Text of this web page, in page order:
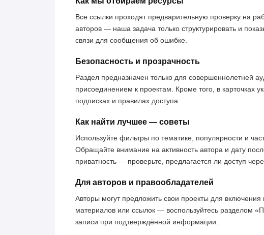
Все ссылки проходят предварительную проверку на
авторов — наша задача только структурировать и
связи для сообщения об ошибке.
Безопасность и прозрачность
Раздел предназначен только для совершеннолетней
присоединением к проектам. Кроме того, в карточках
подписках и правилах доступа.
Как найти лучшее — советы
Используйте фильтры по тематике, популярности и
Обращайте внимание на активность автора и дату
приватность — проверьте, предлагается ли доступ
Для авторов и правообладателей
Авторы могут предложить свои проекты для
материалов или ссылок — воспользуйтесь разделом
записи при подтверждённой информации.